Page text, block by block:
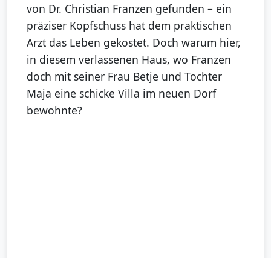
von Dr. Christian Franzen gefunden – ein
präziser Kopfschuss hat dem praktischen
Arzt das Leben gekostet. Doch warum hier,
in diesem verlassenen Haus, wo Franzen
doch mit seiner Frau Betje und Tochter
Maja eine schicke Villa im neuen Dorf
bewohnte?